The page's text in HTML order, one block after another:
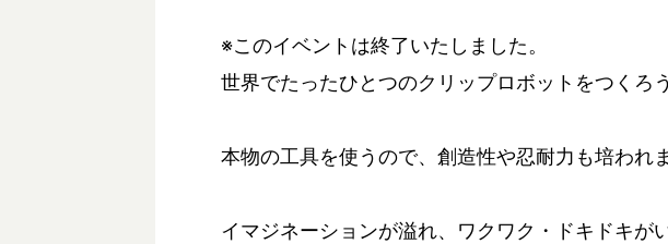
※このイベントは終了いたしました。
世界でたったひとつのクリップロボットをつくろ
本物の工具を使うので、創造性や忍耐力も培われま
イマジネーションが溢れ、ワクワク・ドキドキが